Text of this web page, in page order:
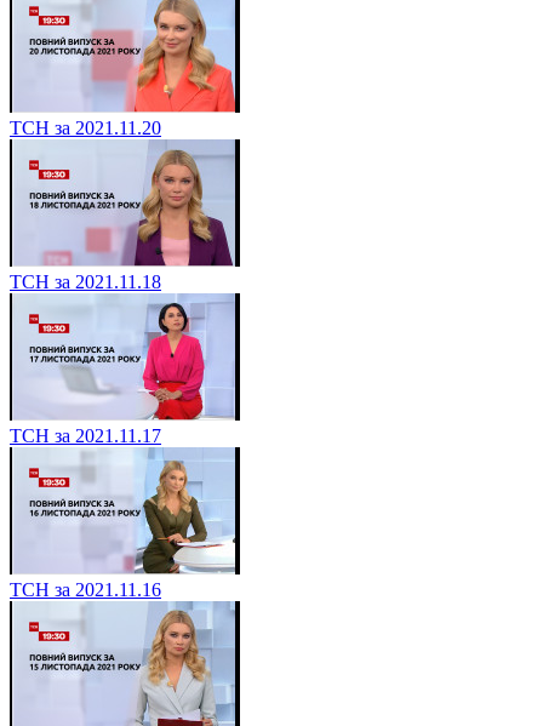
ТСН за 2021.11.20
ТСН за 2021.11.18
ТСН за 2021.11.17
ТСН за 2021.11.16